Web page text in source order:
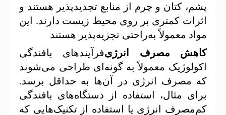
پشم، کتان و چرم از منابع تجدیدپذیر هستند و
اثرات کمتری بر روی محیط زیست دارند. این
مواد معمولاً به‌راحتی تجزیه‌پذیر هستند
کاهش مصرف انرژیفرآیندهای بافندگی
اکولوژیک معمولاً به گونه‌ای طراحی می‌شوند
که مصرف انرژی در آن‌ها به حداقل برسد.
برای مثال، استفاده از دستگاه‌های بافندگی
کم‌مصرف انرژی یا استفاده از تکنیک‌هایی که